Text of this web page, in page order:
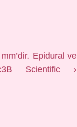
Epidural ve
Scientific ›